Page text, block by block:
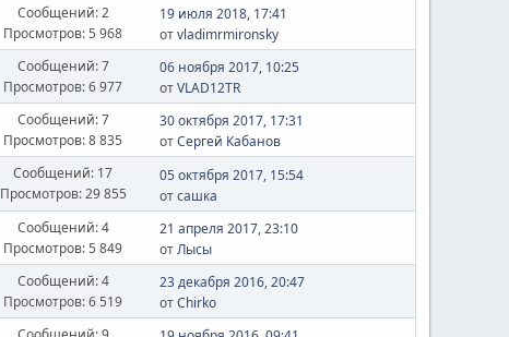
Сообщений: 2
Просмотров: 5 968
19 июля 2018, 17:41
отvladimrmironsky
Сообщений: 7
Просмотров: 6 977
06 ноября 2017, 10:25
отVLAD12TR
Сообщений: 7
Просмотров: 8 835
30 октября 2017, 17:31
отСергей Кабанов
Сообщений: 17
Просмотров: 29 855
05 октября 2017, 15:54
отсашка
Сообщений: 4
Просмотров: 5 849
21 апреля 2017, 23:10
отЛысы
Сообщений: 4
Просмотров: 6 519
23 декабря 2016, 20:47
отChirko